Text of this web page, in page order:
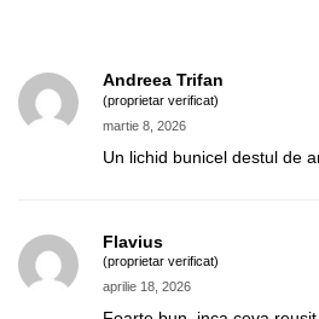
Andreea Trifan
(proprietar verificat)
martie 8, 2026
Un lichid bunicel destul de
Flavius
(proprietar verificat)
aprilie 18, 2026